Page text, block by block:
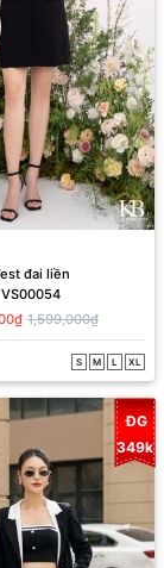
đai liền
VS00054
1,599,000₫
S M L XL
ĐG
349k